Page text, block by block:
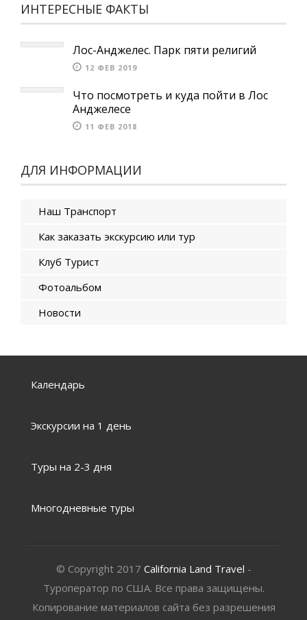
ИНТЕРЕСНЫЕ ФАКТЫ
Лос-Анджелес. Парк пяти религий
12 ФЕВ 2019
Что посмотреть и куда пойти в Лос
Анджелесе
11 ФЕВ 2018
ДЛЯ ИНФОРМАЦИИ
Наш Транспорт
Как заказать экскурсию или тур
Клуб Турист
Фотоальбом
Новости
Календарь
Экскурсии на 1 день
Туры на 2-3 дня
Многодневные туры
© Copyright 2017 California Land Travel -
Туроператор по США. Все права защищены.
Копирование материалов сайта без разрешения